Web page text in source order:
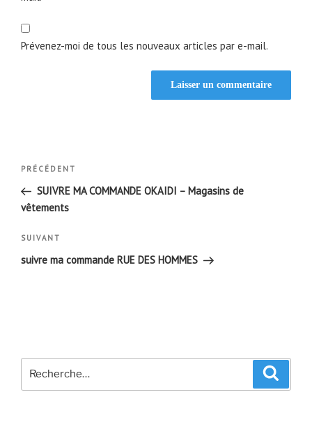
Prévenez-moi de tous les nouveaux articles par e-mail.
Navigation
l’article
Article
précédent
PRÉCÉDENT
SUIVRE MA COMMANDE OKAIDI – Magasins de
vêtements
Article
suivant
SUIVANT
suivre ma commande RUE DES HOMMES
pour